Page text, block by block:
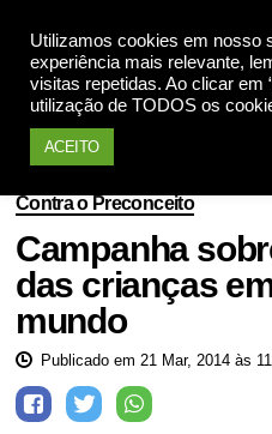
Utilizamos cookies em nosso
experiência mais relevante,
visitas repetidas. Ao clicar em
utilização de TODOS os
ACEITO
Contra o Preconceito
Campanha
das crianças
mundo
Publicado em 21 Mar, 2014 às